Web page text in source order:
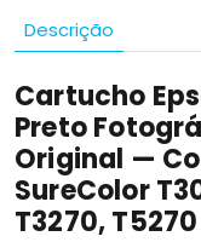
Descrição
Cartucho
Preto
Original —
SureColor
T3270,